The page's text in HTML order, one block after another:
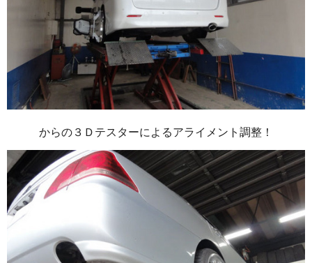
からの３Ｄテスターによるアライメント調整！